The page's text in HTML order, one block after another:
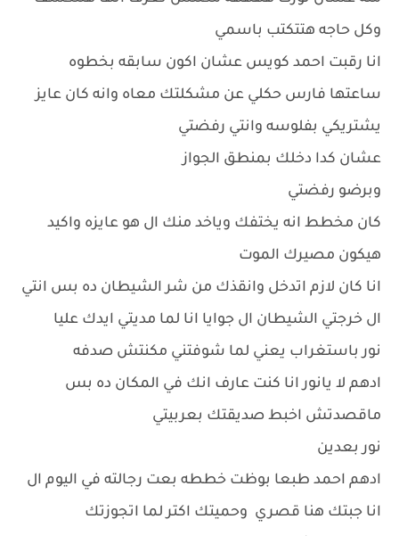
وكل حاجه هتتكتب باسمي
انا رقبت احمد كويس عشان اكون سابقه بخطوه
ساعتها فارس حكلي عن مشكلتك معاه وانه كان عايز
يشتريكي بفلوسه وانتي رفضتي
عشان كدا دخلك بمنطق الجواز
وبرضو رفضتي
كان مخطط انه يختفك وياخد منك ال هو عايزه واكيد
هيكون مصيرك الموت
انا كان لازم اتدخل وانقذك من شر الشيطان ده بس انتي
ال خرجتي الشيطان ال جوايا انا لما مديتي ايدك عليا
نور باستغراب يعني لما شوفتني مكنتش صدفه
ادهم لا يانور انا كنت عارف انك في المكان ده بس
ماقصدتش اخبط صديقتك بعربيتي
نور بعدين
ادهم احمد طبعا بوظت خططه بعت رجالته في اليوم ال
انا جبتك هنا قصري وحميتك اكتر لما اتجوزتك